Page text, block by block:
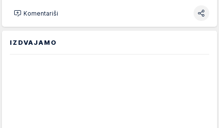
Komentariši
IZDVAJAMO